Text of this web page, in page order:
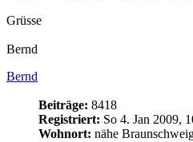
Grüsse
Bernd
Bernd
Beiträge: 8418
Registriert: So 4. Jan 2009,
Wohnort: nähe